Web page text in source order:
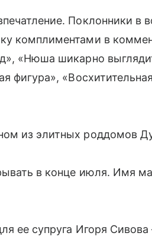
Поклонники в
комплиментами в
«Нюша шикарно
фигура»,
из элитных роддомов
в конце июля. Имя
ее супруга Игоря